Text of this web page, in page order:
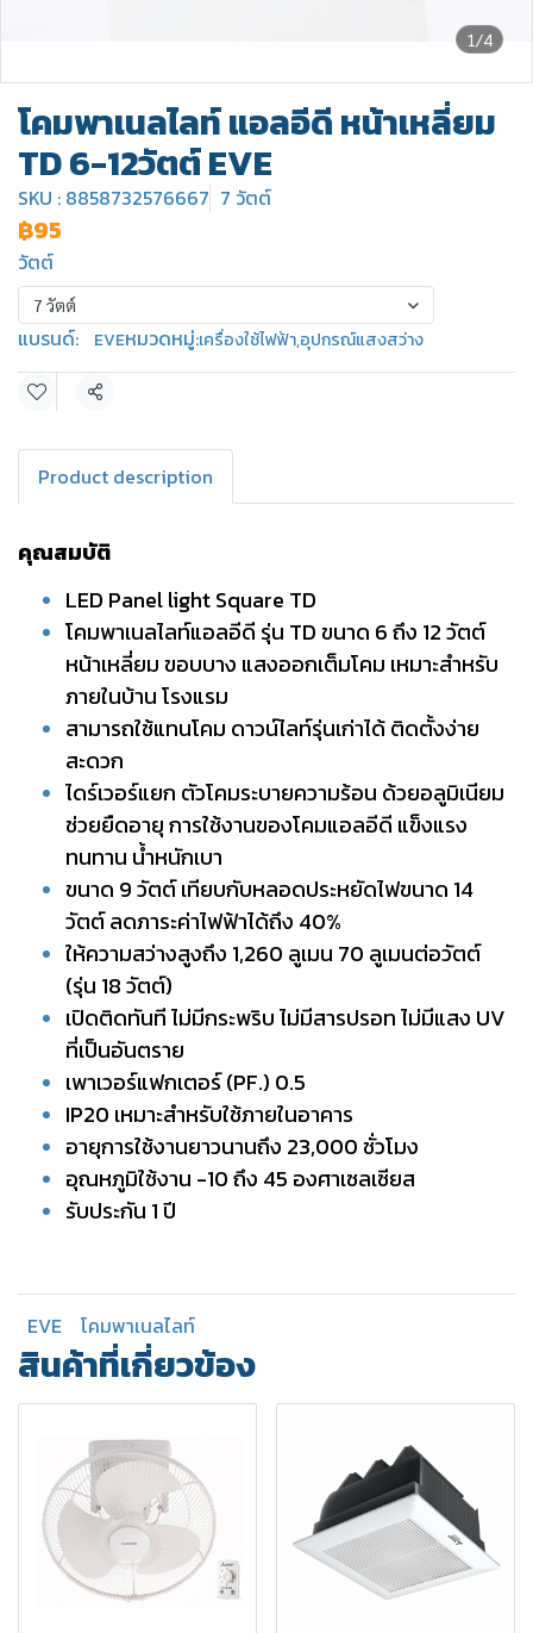
1/4
โคมพาเนลไลท์ แอลอีดี หน้าเหลี่ยม
TD 6-12วัตต์ EVE
SKU : 8858732576667 7 วัตต์
฿95
วัตต์
7 วัตต์
แบรนด์: EVEหมวดหมู่:เครื่องใช้ไฟฟ้า,อุปกรณ์แสงสว่าง
แชร์
Product description
คุณสมบัติ
LED Panel light Square TD
โคมพาเนลไลท์แอลอีดี รุ่น ​TD ขนาด 6 ถึง 12 วัตต์
หน้าเหลี่ยม ขอบบาง แสงออกเต็มโคม เหมาะสำหรับ
ภายในบ้าน โรงแรม
สามารถใช้แทนโคม ดาวน์ไลท์รุ่นเก่าได้ ติดตั้งง่าย
สะดวก
ไดร์เวอร์แยก ตัวโคมระบายความร้อน ด้วยอลูมิเนียม
ช่วยยืดอายุ การใช้งานของโคมแอลอีดี แข็งแรง
ทนทาน น้ำหนักเบา
ขนาด 9 วัตต์ เทียบกับหลอดประหยัดไฟขนาด 14
วัตต์ ลดภาระค่าไฟฟ้าได้ถึง 40%
ให้ความสว่างสูงถึง 1,260 ลูเมน 70 ลูเมนต่อวัตต์
(รุ่น 18 วัตต์)
เปิดติดทันที ไม่มีกระพริบ ไม่มีสารปรอท ไม่มีแสง UV
ที่เป็นอันตราย
เพาเวอร์แฟกเตอร์ (PF.) 0.5
IP20 เหมาะสำหรับใช้ภายในอาคาร
อายุการใช้งานยาวนานถึง 23,000 ชั่วโมง
อุณหภูมิใช้งาน -10 ถึง 45 องศาเซลเซียส
รับประกัน 1 ปี
EVE โคมพาเนลไลท์
สินค้าที่เกี่ยวข้อง